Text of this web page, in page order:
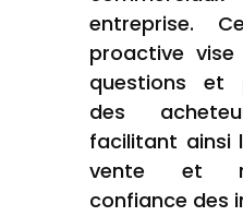
entreprise.
proactive
questions et
des
facilitant ainsi
vente et
confiance des